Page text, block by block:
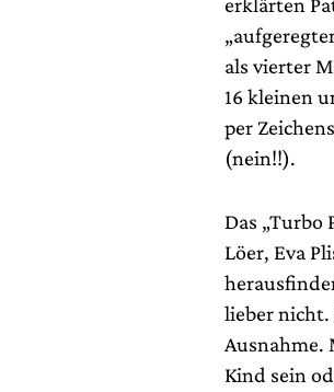
als vierter
16 kleinen
per
(nein!!).
Das „Turbo
Löer, Eva
lieber nicht.
Ausnahme.
Kind sein